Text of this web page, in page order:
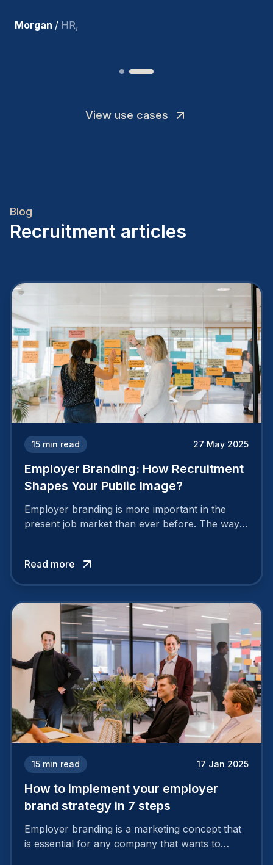
Joakin / Deputy-AMLCO
View use cases
Blog
Recruitment articles
15 min read 27 May 2025
Employer Branding: How Recruitment
Shapes Your Public Image?
Employer branding is more important in the
present job market than ever before. The way
Read more
15 min read 17 Jan 2025
How to implement your employer
brand strategy in 7 steps
Employer branding is a marketing concept that
is essential for any company that wants to